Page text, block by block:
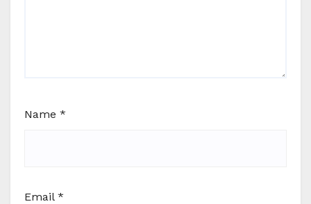
Name *
Email *